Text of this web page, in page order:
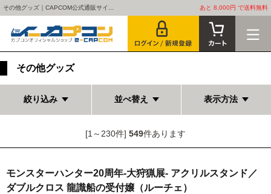
その他グッズ｜CAPCOM公式通販サイ... あと 8,000円 で送料無料
その他グッズ
絞り込み 並べ替え 表示方法
[1～230件] 549件あります
モンスターハンター20周年-大狩猟展- アクリルスタンド／
ダブルクロス 龍識船の受付嬢（ルーチェ）